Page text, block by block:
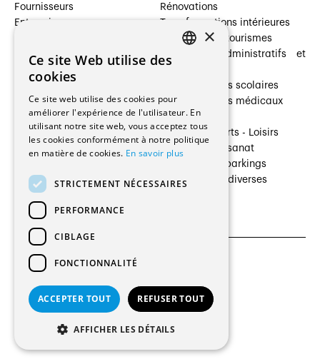
Fournisseurs
Entreprises
Architectes paysagistes
Architectes d'intérieur
Entreprises générales
Ingénieurs et mandataires
Fabricants / Fournisseurs
Régies immobilières
Gestion PPE
Rénovations
Transformations intérieures
Hôtelleries et tourismes
Bâtiments administratifs et
Établissements scolaires
Établissements médicaux
Villas
Cultures - Sports - Loisirs
Industrie - Artisanat
Transports et parkings
Constructions diverses
© 2026 Tous droits réservés
CGU et Politique de confidentialités
×
Ce site Web utilise des
cookies
Ce site web utilise des cookies pour
améliorer l'expérience de l'utilisateur. En
utilisant notre site web, vous acceptez tous
les cookies conformément à notre politique
en matière de cookies. En savoir plus
STRICTEMENT NÉCESSAIRES
PERFORMANCE
CIBLAGE
FONCTIONNALITÉ
ACCEPTER TOUT REFUSER TOUT
AFFICHER LES DÉTAILS